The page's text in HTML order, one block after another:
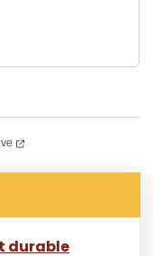
dans un nouvel
(ouverture dans un
durable